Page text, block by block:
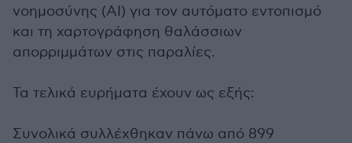
νοημοσύνης (AI) για τον αυτόματο εντοπισμό
και τη χαρτογράφηση θαλάσσιων
απορριμμάτων στις παραλίες.
Τα τελικά ευρήματα έχουν ως εξής:
Συνολικά συλλέχθηκαν πάνω από 899